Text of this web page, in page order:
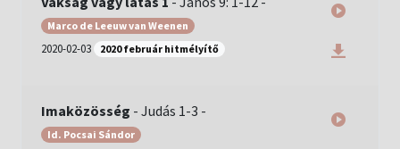
Marco de Leeuw van Weenen
2020-02-03 2020 február hitmélyítő
Imaközösség -Judás 1-3 -
Id. Pocsai Sándor